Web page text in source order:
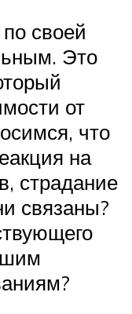
своей
Это
от
что
на
страдание
связаны?